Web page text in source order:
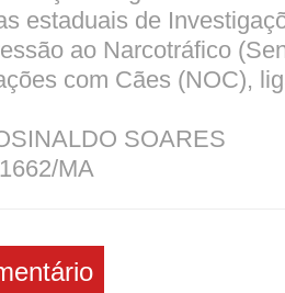
estaduais de
ao Narcotráfico
com Cães (NOC),
SOARES
MA